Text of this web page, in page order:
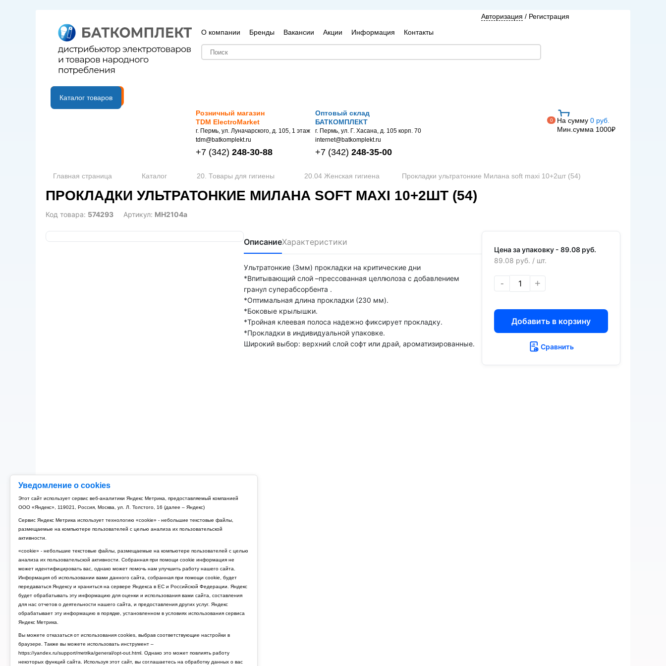
Уведомление о cookies
Этот сайт использует сервис веб-аналитики Яндекс Метрика, предоставляемый компанией
ООО «Яндекс», 119021, Россия, Москва, ул. Л. Толстого, 16 (далее – Яндекс)
Сервис Яндекс Метрика использует технологию «cookie» - небольшие текстовые файлы,
размещаемые на компьютере пользователей с целью анализа их пользовательской
активности.
«cookie» - небольшие текстовые файлы, размещаемые на компьютере пользователей с целью
анализа их пользовательской активности. Собранная при помощи cookie информация не
может идентифицировать вас, однако может помочь нам улучшить работу нашего сайта.
Информация об использовании вами данного сайта, собранная при помощи cookie, будет
передаваться Яндексу и храниться на сервере Яндекса в ЕС и Российской Федерации. Яндекс
будет обрабатывать эту информацию для оценки и использования вами сайта, составления
для нас отчетов о деятельности нашего сайта, и предоставления других услуг. Яндекс
обрабатывает эту информацию в порядке, установленном в условиях использования сервиса
Яндекс Метрика.
Вы можете отказаться от использования cookies, выбрав соответствующие настройки в
браузере. Также вы можете использовать инструмент –
https://yandex.ru/support/metrika/general/opt-out.html. Однако это может повлиять работу
некоторых функций сайта. Используя этот сайт, вы соглашаетесь на обработку данных о вас
О компании Бренды Вакансии Акции Информация Контакты
Авторизация / Регистрация
B2B портал
Каталог товаров
Розничный магазин
TDM ElectroMarket
г. Пермь, ул. Луначарского, д. 105, 1 этаж
tdm@batkomplekt.ru
+7 (342) 248-30-88
Оптовый склад
БАТКОМПЛЕКТ
г. Пермь, ул. Г. Хасана, д. 105 корп. 70
internet@batkomplekt.ru
+7 (342) 248-35-00
0 На сумму 0 руб.
Мин.сумма 1000₽
Главная страница Каталог 20. Товары для гигиены 20.04 Женская гигиена Прокладки ультратонкие Милана soft maxi 10+2шт (54)
ПРОКЛАДКИ УЛЬТРАТОНКИЕ МИЛАНА SOFT MAXI 10+2ШТ (54)
Код товара: 574293 Артикул: МН2104а
ОписаниеХарактеристики
Ультратонкие (3мм) прокладки на критические дни
*Впитывающий слой –прессованная целлюлоза с добавлением
гранул суперабсорбента .
*Оптимальная длина прокладки (230 мм).
*Боковые крылышки.
*Тройная клеевая полоса надежно фиксирует прокладку.
*Прокладки в индивидуальной упаковке.
Широкий выбор: верхний слой софт или драй, ароматизированные.
Цена за упаковку - 89.08 руб.
89.08 руб. / шт.
- +
Добавить в корзину
Сравнить